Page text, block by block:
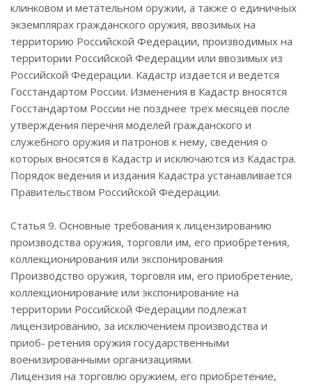
клинковом и метательном оружии, а также о единичных
экземплярах гражданского оружия, ввозимых на
территорию Российской Федерации, производимых на
территории Российской Федерации или ввозимых из
Российской Федерации. Кадастр издается и ведется
Госстандартом России. Изменения в Кадастр вносятся
Госстандартом России не позднее трех месяцев после
утверждения перечня моделей гражданского и
служебного оружия и патронов к нему, сведения о
которых вносятся в Кадастр и исключаются из Кадастра.
Порядок ведения и издания Кадастра устанавливается
Правительством Российской Федерации.
Статья 9. Основные требования к лицензированию
производства оружия, торговли им, его приобретения,
коллекционирования или экспонирования
Производство оружия, торговля им, его приобретение,
коллекционирование или экспонирование на
территории Российской Федерации подлежат
лицензированию, за исключением производства и
приоб- ретения оружия государственными
военизированными организациями.
Лицензия на торговлю оружием, его приобретение,